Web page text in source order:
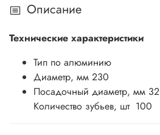
Описание
Технические характеристики
Тип по алюминию
Диаметр, мм 230
Посадочный диаметр, мм 32
Количество зубьев, шт 100